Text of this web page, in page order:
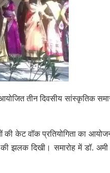
तीन दिवसीय सांस्कृतिक
की केट वॉक प्रतियोगिता का
झलक दिखी। समारोह में डॉ. अमी